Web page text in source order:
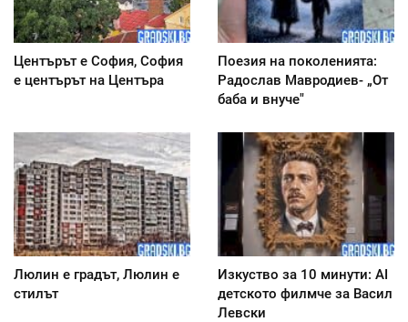
Центърът е София, София
е центърът на Центъра
Поезия на поколенията:
Радослав Мавродиев- „От
баба и внуче"
Люлин е градът, Люлин е
стилът
Изкуство за 10 минути: AI
детското филмче за Васил
Левски